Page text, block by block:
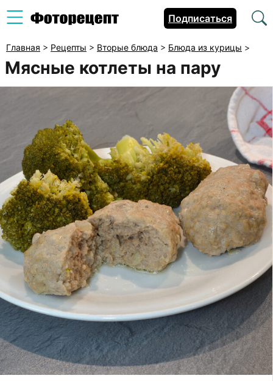
Подписаться
Главная > Рецепты > Вторые блюда > Блюда из курицы >
Мясные котлеты на пару